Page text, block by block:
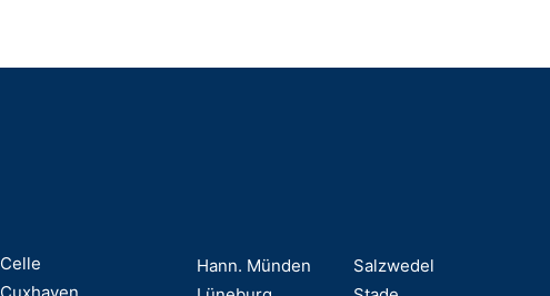
Celle
Hann. Münden
Salzwedel